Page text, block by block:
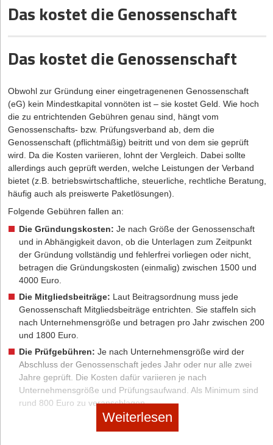
* sämtliche Notarkosten zzgl. 19% MwSt
rot: Positionen, die in jedem Fall beim Notar anfallen, grün: optionale Kosten
Nicht berücksichtigt wurden die evtl. anfallenden Kosten für die Erstellung eines
individuellen Gesellschaftsvertrages
Quellen: eigene Recherchen, Bundesnotarkammer, Stand 1-2016
Kostenersparnis bei der GmbH-Gründung mit
Musterprotokoll?
beschränkt, es darf auch nur einen Geschäftsführer geben, und
individuelle Nachfolgeregelungen wie etwa Vorkaufsrechte für die
verbleibenden Gesellschafter beim Ausscheiden eines
Gesellschafters sind nicht möglich. Damit wird der künftige Kreis
der Gesellschafter nicht kontrollierbar. Natürlich ist jede Satzung zu
einem späteren Zeitpunkt änderbar. Allerdings entstehen
spätestens dann wieder erhebliche Beratungs- und Notarkosten
für die Erstellung einer individuellen Satzung, so dass unter dem
Strich nichts gespart wird, wenn man erst per Mustersatzung
gründet und später eine individuelle Satzung nachrüstet.
Ein weiteres Problem der Mustersatzung betrifft die Abrechnung
der Kosten der Gründung einer GmbH. Entsprechend der
festgelegten Satzung darf nur ein Betrag bis max. 300 Euro von
der neugegründeten GmbH übernommen werden. Darüberhinaus
gehende Gründungskosten müssen von den Gesellschaftern der
GmbH privat getragen werden, obwohl dies der Sache nach ganz
Das kostet die Genossenschaft
Das kostet die Genossenschaft
Obwohl zur Gründung einer eingetragenenen Genossenschaft
(eG) kein Mindestkapital vonnöten ist – sie kostet Geld. Wie hoch
die zu entrichtenden Gebühren genau sind, hängt vom
Genossenschafts- bzw. Prüfungsverband ab, dem die
Genossenschaft (pflichtmäßig) beitritt und von dem sie geprüft
wird. Da die Kosten variieren, lohnt der Vergleich. Dabei sollte
allerdings auch geprüft werden, welche Leistungen der Verband
bietet (z.B. betriebswirtschaftliche, steuerliche, rechtliche Beratung,
häufig auch als preiswerte Paketlösungen).
Folgende Gebühren fallen an:
Die Gründungskosten: Je nach Größe der Genossenschaft
und in Abhängigkeit davon, ob die Unterlagen zum Zeitpunkt
der Gründung vollständig und fehlerfrei vorliegen oder nicht,
betragen die Gründungskosten (einmalig) zwischen 1500 und
4000 Euro.
Die Mitgliedsbeiträge: Laut Beitragsordnung muss jede
Genossenschaft Mitgliedsbeiträge entrichten. Sie staffeln sich
nach Unternehmensgröße und betragen pro Jahr zwischen 200
und 1800 Euro.
Die Prüfgebühren: Je nach Unternehmensgröße wird der
Abschluss der Genossenschaft jedes Jahr oder nur alle zwei
Jahre geprüft. Die Kosten dafür variieren je nach
Unternehmensgröße und Prüfungsaufwand. Als Minimum sind
rund 800 Euro zu veranschlagen.
Weiterlesen